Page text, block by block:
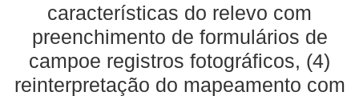
características do relevo com
preenchimento de formulários de
campoe registros fotográficos, (4)
reinterpretação do mapeamento com